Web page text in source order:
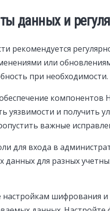
данных и
рекомендуется
или
при необходимости.
компонентов
уязвимости и получить
важные
для входа в
данных для разных
шифрования